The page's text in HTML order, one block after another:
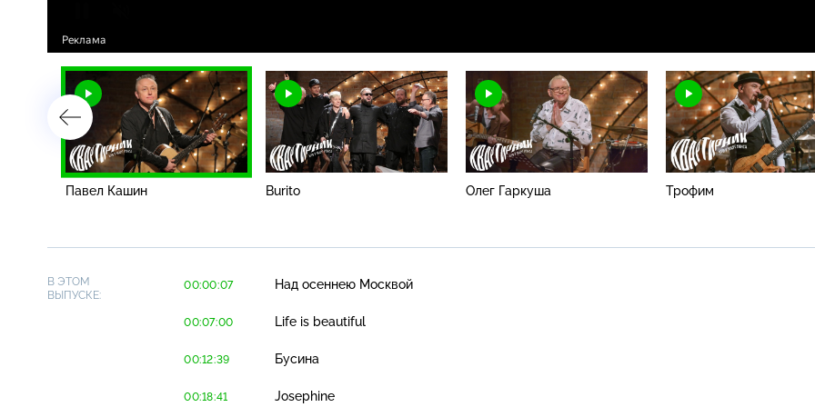
Павел Кашин Burito Олег Гаркуша Трофим
В ЭТОМ
ВЫПУСКЕ:
00:00:07 Над осеннею Москвой
00:07:00 Life is beautiful
00:12:39 Бусина
00:18:41 Josephine